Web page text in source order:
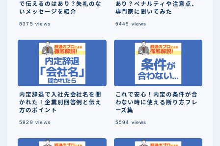
で伝えるのはあり？失礼のな
いメッセージを紹介
8375 views
あり？ペナルティや注意点、
専門家に聞いてみた
6445 views
内定辞退で入社先会社名を聞
かれた！企業別回答例と伝え
方のポイント
5929 views
これで安心！内定の条件が合
わない時に使える断り方フレ
ーズ集
5594 views